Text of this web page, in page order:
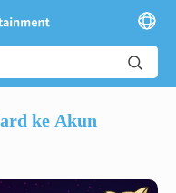
ke Akun